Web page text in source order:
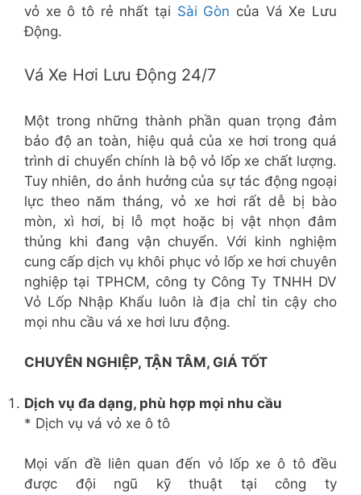
vỏ xe ô tô rẻ nhất tại Sài Gòn của Vá Xe Lưu
Động.
Vá Xe Hơi Lưu Động 24/7
Một trong những thành phần quan trọng đảm
bảo độ an toàn, hiệu quả của xe hơi trong quá
trình di chuyển chính là bộ vỏ lốp xe chất lượng.
Tuy nhiên, do ảnh hưởng của sự tác động ngoại
lực theo năm tháng, vỏ xe hơi rất dễ bị bào
mòn, xì hơi, bị lỗ mọt hoặc bị vật nhọn đâm
thủng khi đang vận chuyển. Với kinh nghiệm
cung cấp dịch vụ khôi phục vỏ lốp xe hơi chuyên
nghiệp tại TPHCM, công ty Công Ty TNHH DV
Vỏ Lốp Nhập Khẩu luôn là địa chỉ tin cậy cho
mọi nhu cầu vá xe hơi lưu động.
CHUYÊN NGHIỆP, TẬN TÂM, GIÁ TỐT
Dịch vụ đa dạng, phù hợp mọi nhu cầu
* Dịch vụ vá vỏ xe ô tô
Mọi vấn đề liên quan đến vỏ lốp xe ô tô đều
được đội ngũ kỹ thuật tại công ty